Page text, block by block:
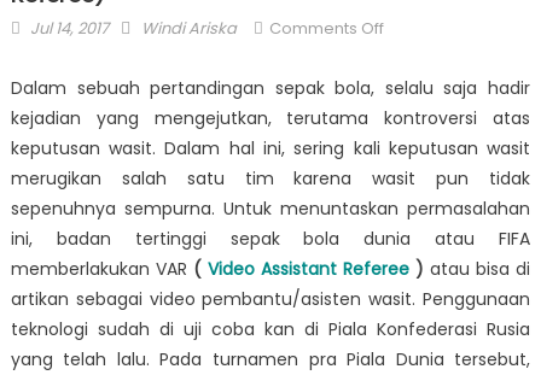
Posted
Jul 14, 2017 Author
Windi Ariska Comments Offon
Kontra
Penggunaan
VAR
(Video
Assistant
Referee)
Dalam sebuah pertandingan sepak bola, selalu saja hadir
kejadian yang mengejutkan, terutama kontroversi atas
keputusan wasit. Dalam hal ini, sering kali keputusan wasit
merugikan salah satu tim karena wasit pun tidak
sepenuhnya sempurna. Untuk menuntaskan permasalahan
ini, badan tertinggi sepak bola dunia atau FIFA
memberlakukan VAR ( Video Assistant Referee ) atau bisa di
artikan sebagai video pembantu/asisten wasit. Penggunaan
teknologi sudah di uji coba kan di Piala Konfederasi Rusia
yang telah lalu. Pada turnamen pra Piala Dunia tersebut,